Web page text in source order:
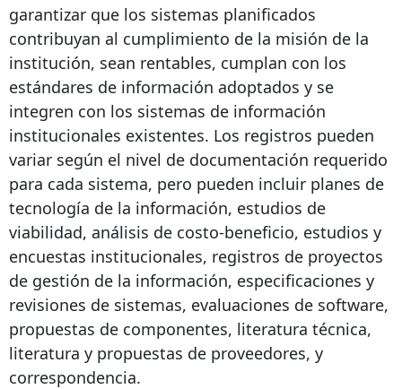
garantizar que los sistemas planificados
contribuyan al cumplimiento de la misión de la
institución, sean rentables, cumplan con los
estándares de información adoptados y se
integren con los sistemas de información
institucionales existentes. Los registros pueden
variar según el nivel de documentación requerido
para cada sistema, pero pueden incluir planes de
tecnología de la información, estudios de
viabilidad, análisis de costo-beneficio, estudios y
encuestas institucionales, registros de proyectos
de gestión de la información, especificaciones y
revisiones de sistemas, evaluaciones de software,
propuestas de componentes, literatura técnica,
literatura y propuestas de proveedores, y
correspondencia.